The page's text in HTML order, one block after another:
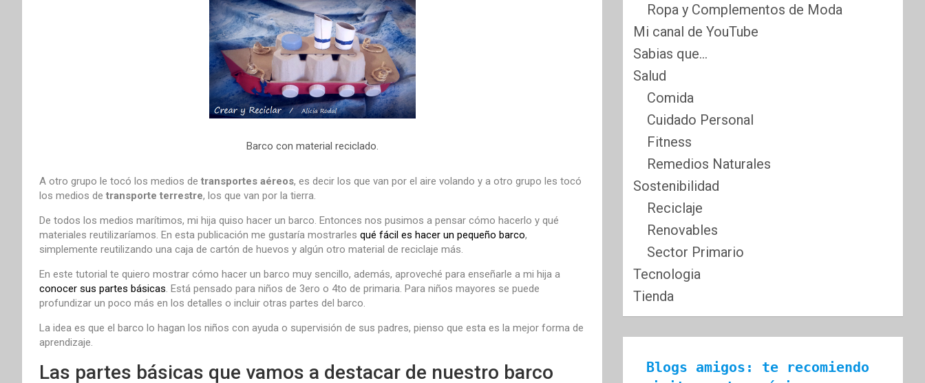
Barco con material reciclado.
A otro grupo le tocó los medios de transportes aéreos, es decir los que van por el aire volando y a otro grupo les tocó
los medios de transporte terrestre, los que van por la tierra.
De todos los medios marítimos, mi hija quiso hacer un barco. Entonces nos pusimos a pensar cómo hacerlo y qué
materiales reutilizaríamos. En esta publicación me gustaría mostrarles qué fácil es hacer un pequeño barco,
simplemente reutilizando una caja de cartón de huevos y algún otro material de reciclaje más.
En este tutorial te quiero mostrar cómo hacer un barco muy sencillo, además, aproveché para enseñarle a mi hija a
conocer sus partes básicas. Está pensado para niños de 3ero o 4to de primaria. Para niños mayores se puede
profundizar un poco más en los detalles o incluir otras partes del barco.
La idea es que el barco lo hagan los niños con ayuda o supervisión de sus padres, pienso que esta es la mejor forma de
aprendizaje.
Las partes básicas que vamos a destacar de nuestro barco
Ropa y Complementos de Moda
Mi canal de YouTube
Sabias que…
Salud
Comida
Cuidado Personal
Fitness
Remedios Naturales
Sostenibilidad
Reciclaje
Renovables
Sector Primario
Tecnologia
Tienda
Blogs amigos: te recomiendo